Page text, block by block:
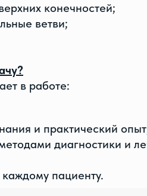
конечностей;
ветви;
в работе:
и практический
диагностики и
пациенту.